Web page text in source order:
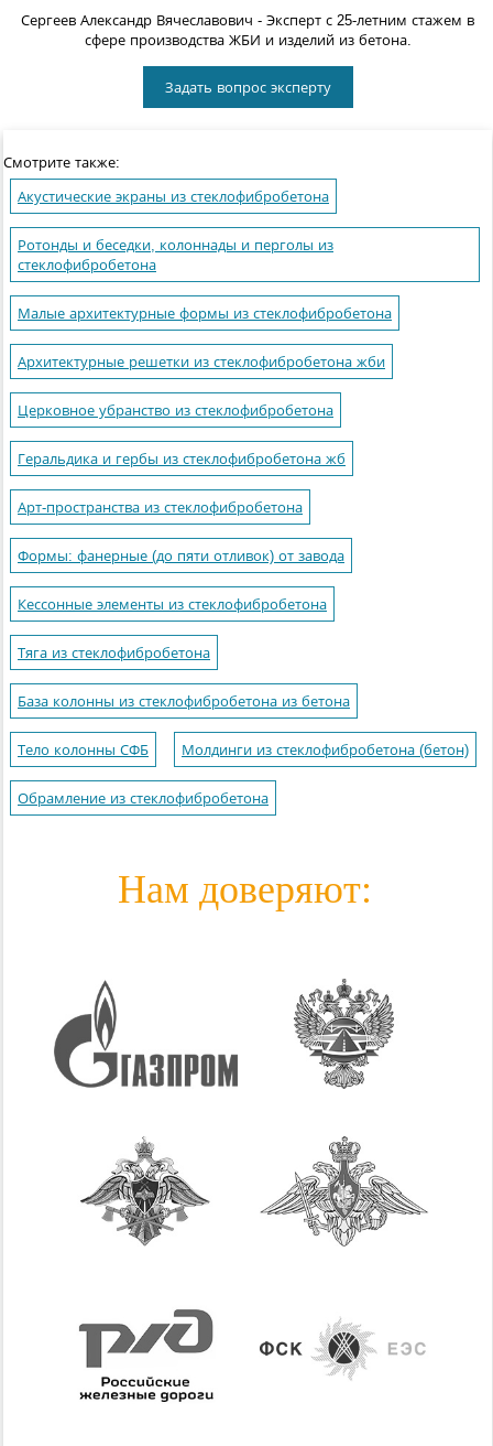
Сергеев Александр Вячеславович - Эксперт с 25-летним стажем в
сфере производства ЖБИ и изделий из бетона.
Задать вопрос эксперту
Смотрите также:
Акустические экраны из стеклофибробетона
Ротонды и беседки, колоннады и перголы из
стеклофибробетона
Малые архитектурные формы из стеклофибробетона
Архитектурные решетки из стеклофибробетона жби
Церковное убранство из стеклофибробетона
Геральдика и гербы из стеклофибробетона жб
Арт-пространства из стеклофибробетона
Формы: фанерные (до пяти отливок) от завода
Кессонные элементы из стеклофибробетона
Тяга из стеклофибробетона
База колонны из стеклофибробетона из бетона
Тело колонны СФБ Молдинги из стеклофибробетона (бетон)
Обрамление из стеклофибробетона
Нам доверяют: